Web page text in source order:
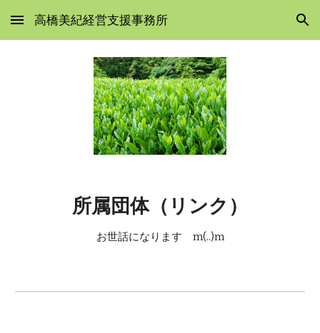
Skip to main content Skip to navigation
高橋美紀経営支援事務所
所属団体（リンク）
お世話になります m(..)m